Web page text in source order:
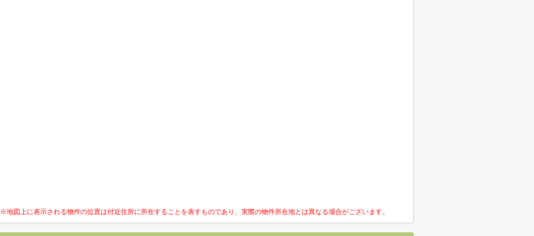
※地図上に表示される物件の位置は付近住所に所在することを表すものであり、実際の物件所在地とは異なる場合がございます。